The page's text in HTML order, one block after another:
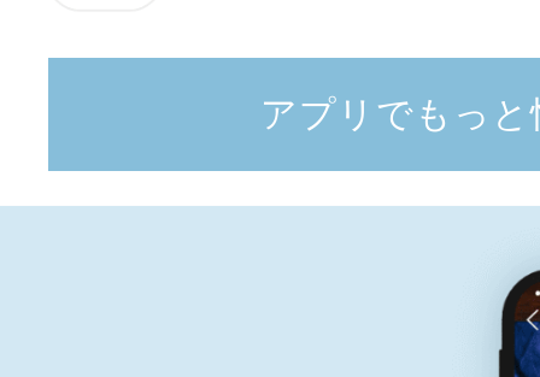
アプリでもっと